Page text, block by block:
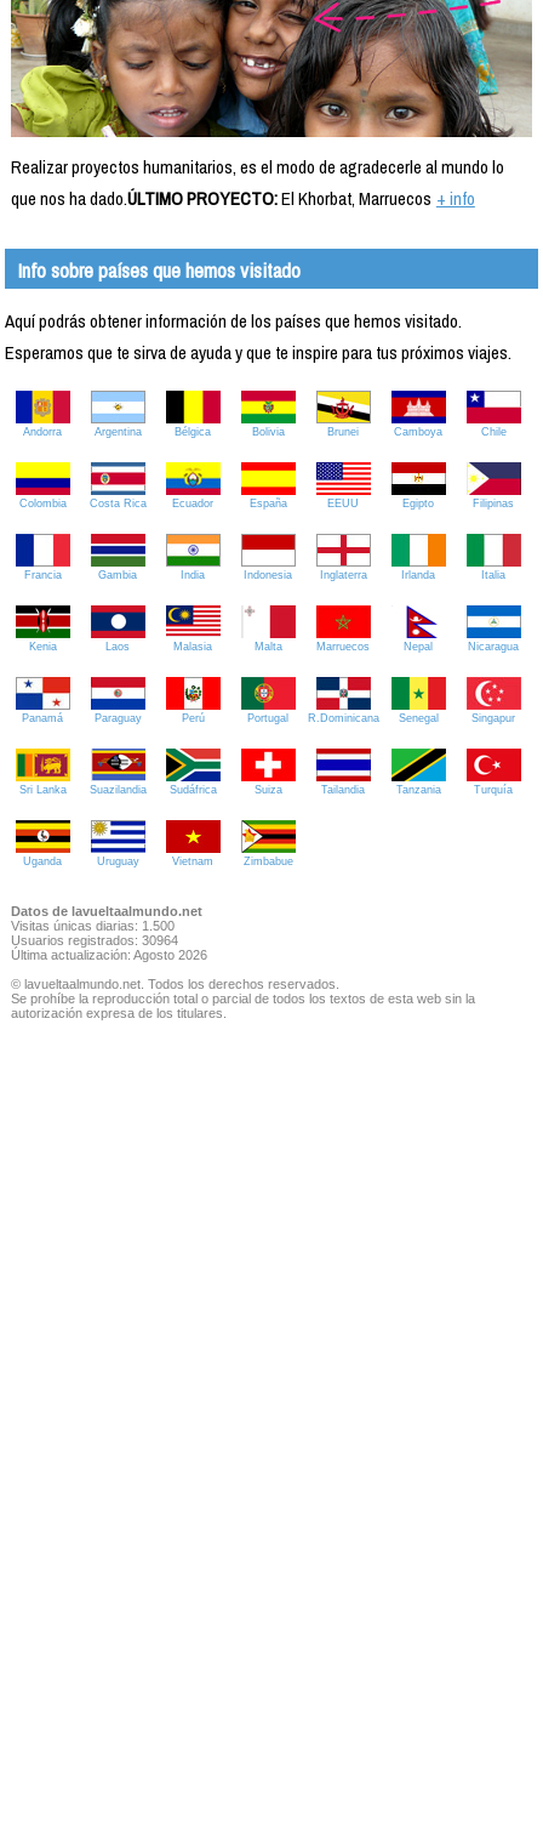
Realizar proyectos humanitarios, es el modo de agradecerle al mundo lo
que nos ha dado.ÚLTIMO PROYECTO:El Khorbat, Marruecos + info
Info sobre países que hemos visitado
Aquí podrás obtener información de los países que hemos visitado.
Esperamos que te sirva de ayuda y que te inspire para tus próximos viajes.
Andorra Argentina Bélgica Bolivia Brunei Camboya Chile
Colombia Costa Rica Ecuador España EEUU Egipto Filipinas
Francia Gambia India Indonesia Inglaterra Irlanda Italia
Kenia Laos Malasia Malta Marruecos Nepal Nicaragua
Panamá Paraguay Perú Portugal R.Dominicana Senegal Singapur
Sri Lanka Suazilandia Sudáfrica Suiza Tailandia Tanzania Turquía
Uganda Uruguay Vietnam Zimbabue
Datos de lavueltaalmundo.net
Visitas únicas diarias: 1.500
Usuarios registrados: 30964
Última actualización: Agosto 2026
© lavueltaalmundo.net. Todos los derechos reservados.
Se prohíbe la reproducción total o parcial de todos los textos de esta web sin la
autorización expresa de los titulares.